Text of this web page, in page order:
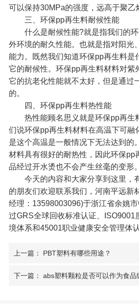
可以保持30MPa的强度，远高于聚乙
三、环保pp再生料耐候性能
什么是耐候性能?就是指我们的环
外环境的耐久性能。也就是指对阳光
能力。既然我们知道环保pp再生料是
它的耐候性。环保pp再生料材料对紫
它的抗老化性能就不太好，但是通过
的。
四、环保pp再生料热性能
热性能顾名思义就是环保pp再生
们说环保pp再生料材料在高温下可融
是这个高温是一般情况下无法达到的
材料具有很好的耐热性，因此环保pp
品经过开水烫也不会产生丝毫的变形。
今天的内容和大家分享到这里，
的朋友们欢迎联系我们，河南平远新
经理：13598003096)于浙江省余姚
过GRS全球回收标准认证、ISO9001
境体系和45001职业健康安全管理体
上一篇： PBT塑料有哪些用途？
下一篇： abs塑料颗粒是否可以作为食品